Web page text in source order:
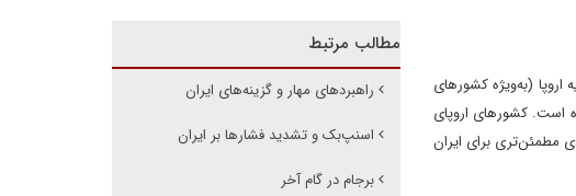
(به‌ویژه کشورهای
است. کشورهای اروپای
مطمئن‌تری برای ایران
مطالب مرتبط
راهبردهای مهار و گزینه‌های ایران
اسنپ‌بک و تشدید فشارها بر ایران
برجام در گام آخر